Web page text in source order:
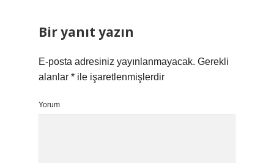
Bir yanıt yazın
E-posta adresiniz yayınlanmayacak. Gerekli
alanlar * ile işaretlenmişlerdir
Yorum